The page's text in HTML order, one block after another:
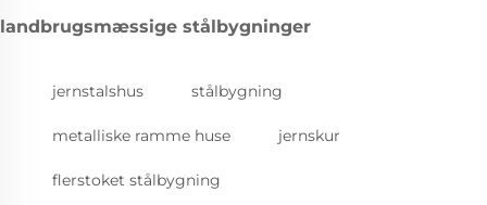
landbrugsmæssige stålbygninger
jernstalshus stålbygning
metalliske ramme huse jernskur
flerstoket stålbygning